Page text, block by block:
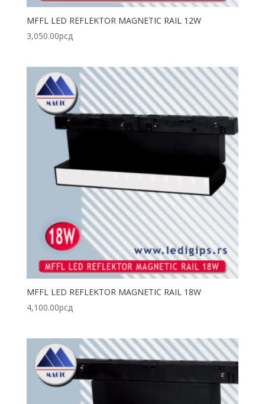
MFFL LED REFLEKTOR MAGNETIC RAIL 12W
3,050.00рсд
MFFL LED REFLEKTOR MAGNETIC RAIL 18W
4,100.00рсд